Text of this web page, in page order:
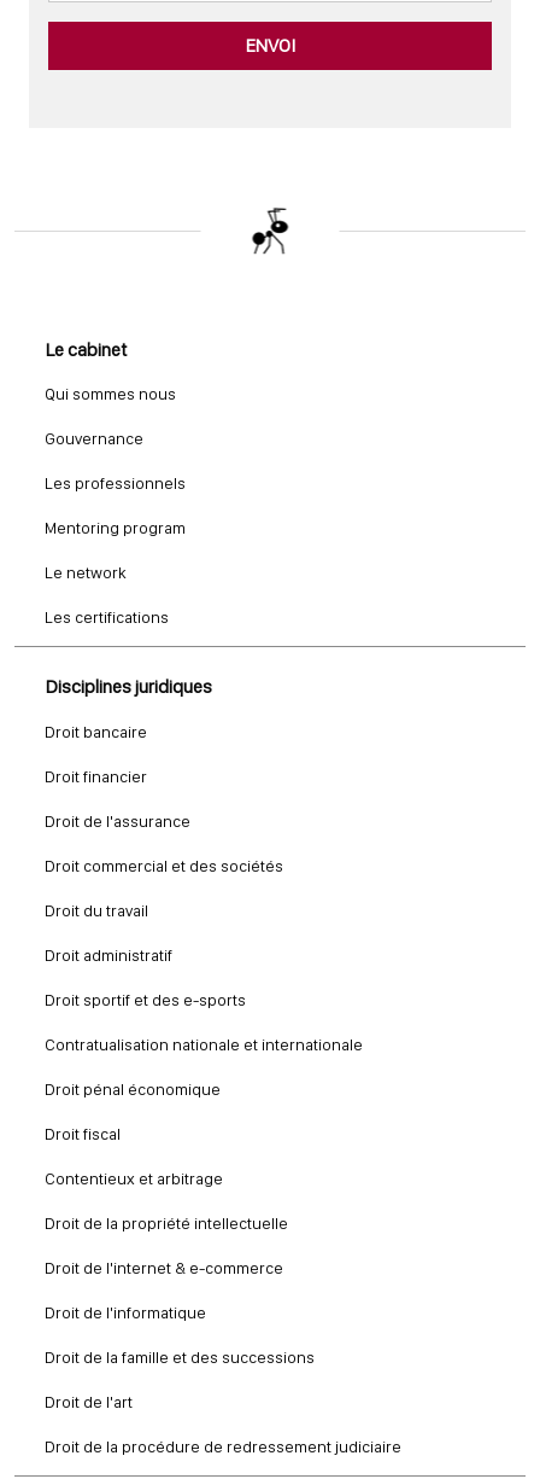
ENVOI
Le cabinet
Qui sommes nous
Gouvernance
Les professionnels
Mentoring program
Le network
Les certifications
Disciplines juridiques
Droit bancaire
Droit financier
Droit de l'assurance
Droit commercial et des sociétés
Droit du travail
Droit administratif
Droit sportif et des e-sports
Contratualisation nationale et internationale
Droit pénal économique
Droit fiscal
Contentieux et arbitrage
Droit de la propriété intellectuelle
Droit de l'internet & e-commerce
Droit de l'informatique
Droit de la famille et des successions
Droit de l'art
Droit de la procédure de redressement judiciaire